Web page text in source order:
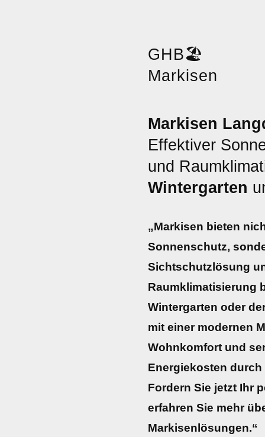
GHB🏖️
Markisen
Markisen
Effektiver
und
Wintergarten
„Markisen bieten
Sonnenschutz,
Sichtschutzlösung
Raumklimatisierung
Wintergarten oder
mit einer modernen
Wohnkomfort und
Energiekosten durch
Fordern Sie jetzt Ihr
erfahren Sie mehr
Markisenlösungen.“